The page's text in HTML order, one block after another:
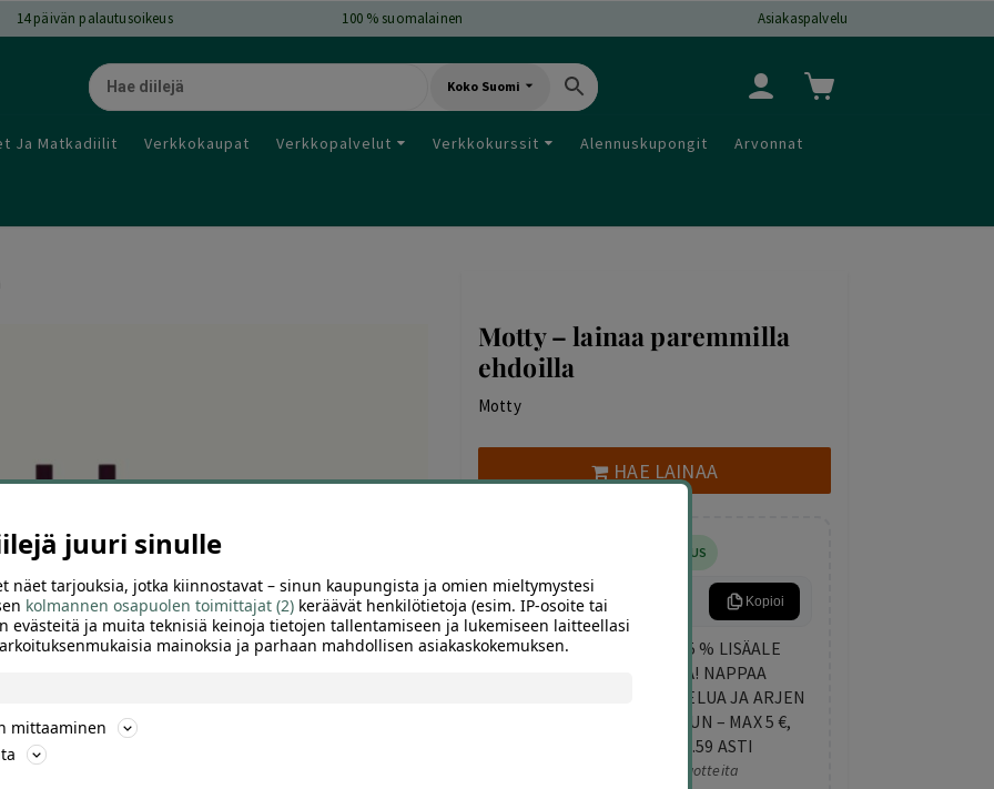
14päivän palautusoikeus 100 % suomalainen Asiakaspalvelu
Koko Suomi
Ja Matkadiilit Verkkokaupat Verkkopalvelut Verkkokurssit Alennuskupongit Arvonnat
Motty – lainaa paremmilla
ehdoilla
Motty
HAE LAINAA
5% LISÄALENNUS
ARKIETU Kopioi
TORSTAIN LISÄETU: 5 % LISÄALE
KAIKISTA DIILEISTÄ! NAPPAA
TEKEMISTÄ, HEMMOTTELUA JA ARJEN
PIRISTYSTÄ ELOKUUHUN – MAX 5 €,
VOIMASSA KLO 23.59 ASTI
Koskee valittuja tuotteita
juuri sinulle
näet tarjouksia, jotka kiinnostavat – sinun kaupungista ja omien mieltymystesi
kolmannen osapuolen toimittajat (2) keräävät henkilötietoja (esim. IP-osoite tai
evästeitä ja muita teknisiä keinoja tietojen tallentamiseen ja lukemiseen laitteellasi
mainoksia ja parhaan mahdollisen asiakaskokemuksen.
mittaaminen